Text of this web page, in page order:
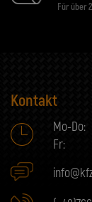
Für über
Kontakt
Mo-Do:
Fr: